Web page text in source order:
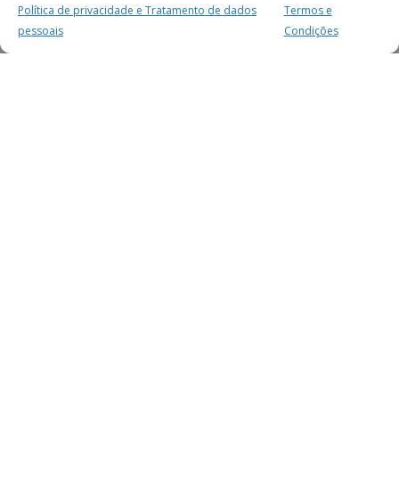
Política de privacidade e Tratamento de dados
pessoais
Termos e
Condições